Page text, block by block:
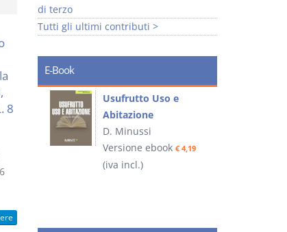
8
di terzo
Tutti gli ultimi contributi >
E-Book
Usufrutto Uso e
Abitazione
D. Minussi
Versione ebook € 4,19
(iva incl.)